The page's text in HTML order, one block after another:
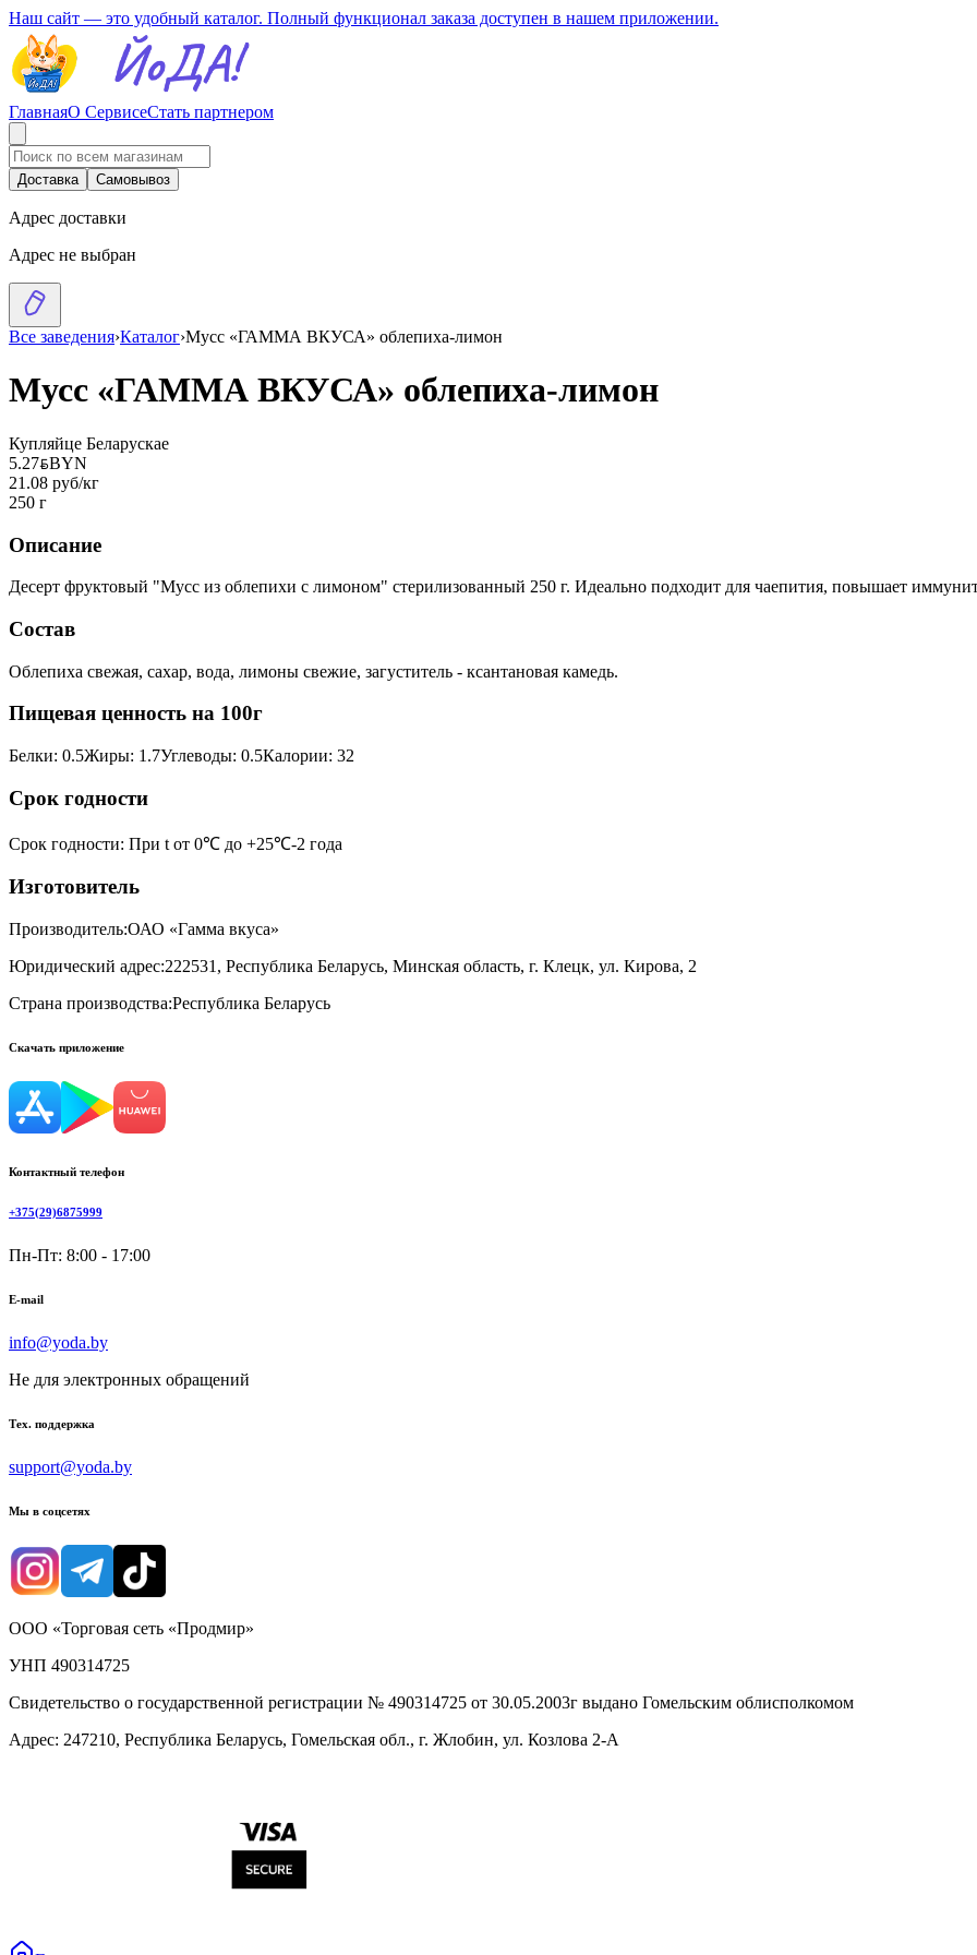
Наш сайт — это удобный каталог. Полный функционал заказа доступен в нашем приложении.
ГлавнаяО СервисеСтать партнером
Доставка Самовывоз
Адрес доставки
Адрес не выбран
Все заведения›Каталог›Мусс «ГАММА ВКУСА» облепиха-лимон
Мусс «ГАММА ВКУСА» облепиха-лимон
Купляйце Беларускае
5.27BYNBYN
21.08 руб/кг
250 г
Описание
Десерт фруктовый "Мусс из облепихи с лимоном" стерилизованный 250 г. Идеально подходит для чаепития, повышает
Состав
Облепиха свежая, сахар, вода, лимоны свежие, загуститель - ксантановая камедь.
Пищевая ценность на 100г
Белки: 0.5Жиры: 1.7Углеводы: 0.5Калории: 32
Срок годности
Срок годности: При t от 0℃ до +25℃-2 года
Изготовитель
Производитель:ОАО «Гамма вкуса»
Юридический адрес:222531, Республика Беларусь, Минская область, г. Клецк, ул. Кирова, 2
Страна производства:Республика Беларусь
Скачать приложение
Контактный телефон
+375(29)6875999
Пн-Пт: 8:00 - 17:00
E-mail
info@yoda.by
Не для электронных обращений
Тех. поддержка
support@yoda.by
Мы в соцсетях
ООО «Торговая сеть «Продмир»
УНП 490314725
Свидетельство о государственной регистрации № 490314725 от 30.05.2003г выдано Гомельским облисполкомом
Адрес: 247210, Республика Беларусь, Гомельская обл., г. Жлобин, ул. Козлова 2-А